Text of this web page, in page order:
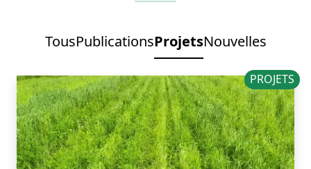
TousPublicationsProjetsNouvelles
PROJETS